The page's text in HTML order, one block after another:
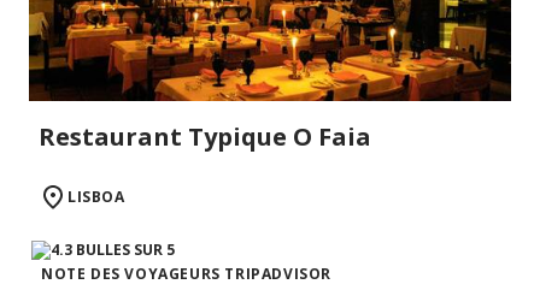
Restaurant Typique O Faia
LISBOA
NOTE DES VOYAGEURS TRIPADVISOR